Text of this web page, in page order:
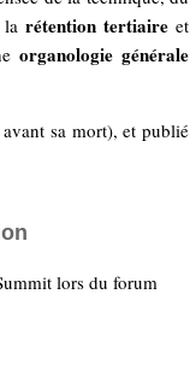
larétention tertiaire et
organologie générale
sa mort), et publié
lors du forum